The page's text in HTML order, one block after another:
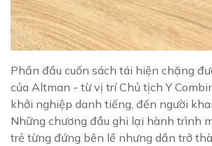
Phần đầu cuốn sách tái hiện chặng
của Altman - từ vị trí Chủ tịch Y
khởi nghiệp danh tiếng, đến người
Những chương đầu ghi lại hành trình
trẻ từng đứng bên lề nhưng dần trở